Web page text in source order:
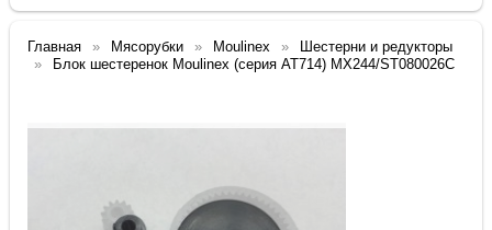
Главная Мясорубки Moulinex
Шестерни и редукторы
Блок шестеренок Moulinex (серия AT714) MX244/ST080026C